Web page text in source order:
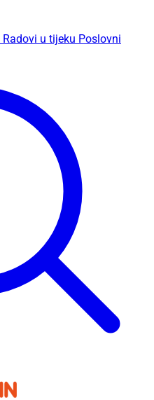
Radovi u tijeku Poslovni